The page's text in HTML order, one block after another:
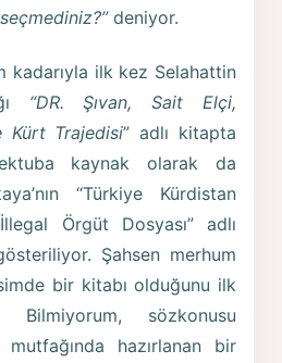
deniyor.
kadarıyla ilk kez Selahattin
“DR. Şıvan, Sait Elçi,
Kürt Trajedisi” adlı kitapta
kaynak olarak da
“Türkiye Kürdistan
Örgüt Dosyası” adlı
Şahsen merhum
bir kitabı olduğunu ilk
Bilmiyorum, sözkonusu
hazırlanan bir